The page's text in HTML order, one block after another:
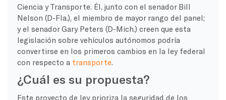
Ciencia y Transporte. Él, junto con el senador Bill
Nelson (D-Fla.), el miembro de mayor rango del panel;
y el senador Gary Peters (D-Mich.) creen que esta
legislación sobre vehículos autónomos podría
convertirse en los primeros cambios en la ley federal
con respecto a transporte.
¿Cuál es su propuesta?
Este proyecto de ley prioriza la seguridad de los